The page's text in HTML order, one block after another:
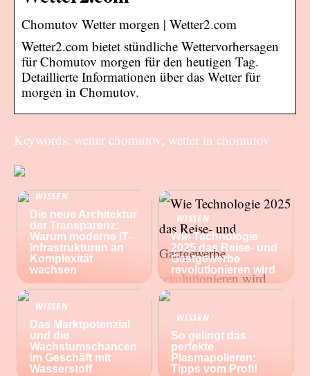
Chomutov Wetter morgen | Wetter2.com
Wetter2.com bietet stündliche Wettervorhersagen
für Chomutov morgen für den heutigen Tag.
Detaillierte Informationen über das Wetter für
morgen in Chomutov.
Keywords: wetter chomutov, wetter in chomutov
WISSEN
Die neue Architektur
der Transparenz:
Warum moderne IT-
Infrastrukturen an
Komplexität
wachsen
WISSEN
Wie Technologie
2025 das Reise- und
Gastgewerbe
revolutionieren wird
WISSEN
Das Marktpotenzial
und die
Wachstumschancen
im Geschäft mit
Wasserstoff
WISSEN
So gelingt das
perfekte
Plasmapolieren:
Tipps vom Profi!